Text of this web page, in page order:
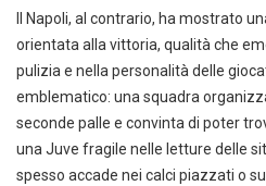
Il Napoli, al contrario, ha mostrato
orientata alla vittoria, qualità che
pulizia e nella personalità delle
emblematico: una squadra
seconde palle e convinta di poter
una Juve fragile nelle letture delle
spesso accade nei calci piazzati o